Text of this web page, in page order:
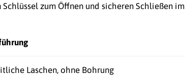
zum Öffnen und sicheren Schließen im
Laschen, ohne Bohrung